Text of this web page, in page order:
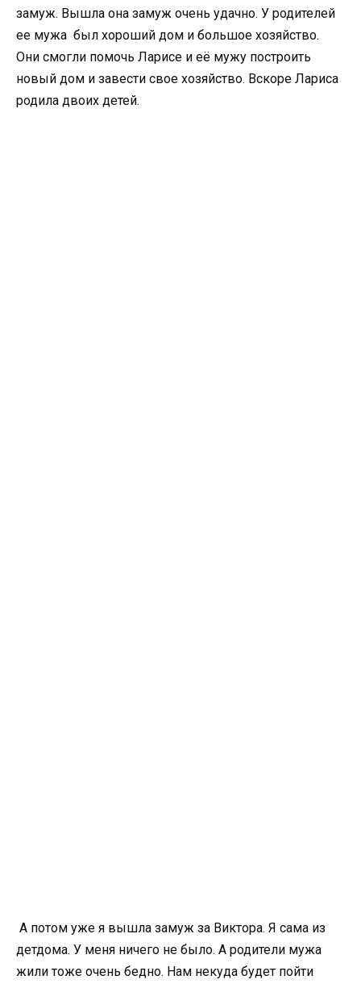
замуж. Вышла она замуж очень удачно. У родителей
ее мужа был хороший дом и большое хозяйство.
Они смогли помочь Ларисе и её мужу построить
новый дом и завести свое хозяйство. Вскоре Лариса
родила двоих детей.
А потом уже я вышла замуж за Виктора. Я сама из
детдома. У меня ничего не было. А родители мужа
жили тоже очень бедно. Нам некуда будет пойти